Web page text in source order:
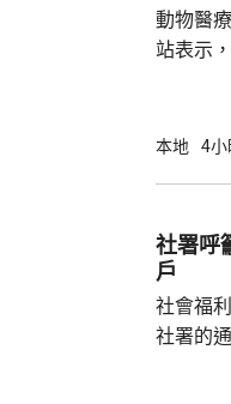
動物醫
站表示
亡，狗主
捕。
本地 4小
社署呼
戶
社會福
社署的